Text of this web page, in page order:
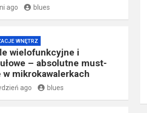
ago blues
WNĘTRZ
wielofunkcyjne i
– absolutne must-
w mikrokawalerkach
ago blues